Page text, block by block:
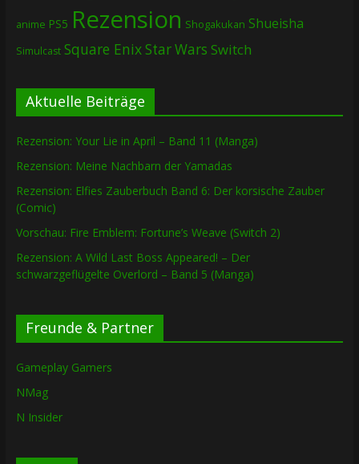
anime PS5 Rezension Shogakukan Shueisha
Simulcast Square EnixStar Wars Switch
Aktuelle Beiträge
Rezension: Your Lie in April – Band 11 (Manga)
Rezension: Meine Nachbarn der Yamadas
Rezension: Elfies Zauberbuch Band 6: Der korsische Zauber
(Comic)
Vorschau: Fire Emblem: Fortune’s Weave (Switch 2)
Rezension: A Wild Last Boss Appeared! – Der
schwarzgeflügelte Overlord – Band 5 (Manga)
Freunde & Partner
Gameplay Gamers
NMag
N Insider